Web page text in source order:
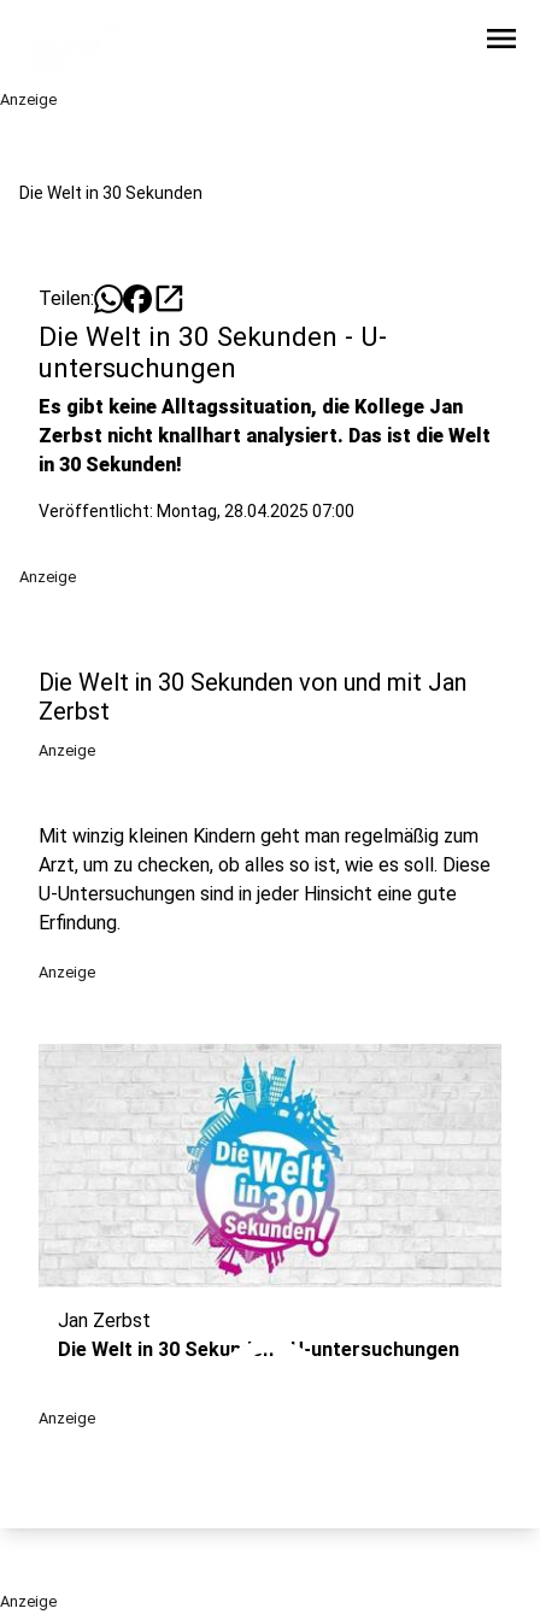
menu
Anzeige
Die Welt in 30 Sekunden
Teilen: open_in_new
Die Welt in 30 Sekunden - U-
untersuchungen
Es gibt keine Alltagssituation, die Kollege Jan
Zerbst nicht knallhart analysiert. Das ist die Welt
in 30 Sekunden!
Veröffentlicht: Montag, 28.04.2025 07:00
Anzeige
Die Welt in 30 Sekunden von und mit Jan
Zerbst
Anzeige
Mit winzig kleinen Kindern geht man regelmäßig zum
Arzt, um zu checken, ob alles so ist, wie es soll. Diese
U-Untersuchungen sind in jeder Hinsicht eine gute
Erfindung.
Anzeige
play_circle
Jan Zerbst
Die Welt in 30 Sekunden - U-untersuchungen
Anzeige
Anzeige